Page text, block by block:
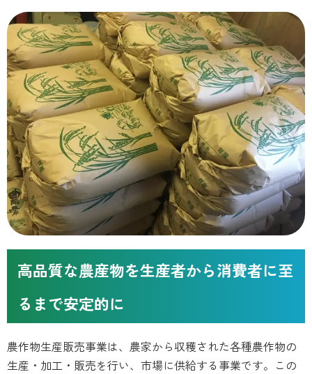
高品質な農産物を生産者から消費者に至
るまで安定的に
農作物生産販売事業は、農家から収穫された各種農作物の
生産・加工・販売を行い、市場に供給する事業です。この